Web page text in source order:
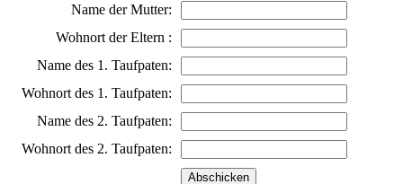
Name der Mutter:
Wohnort der Eltern :
Name des 1. Taufpaten:
Wohnort des 1. Taufpaten:
Name des 2. Taufpaten:
Wohnort des 2. Taufpaten: